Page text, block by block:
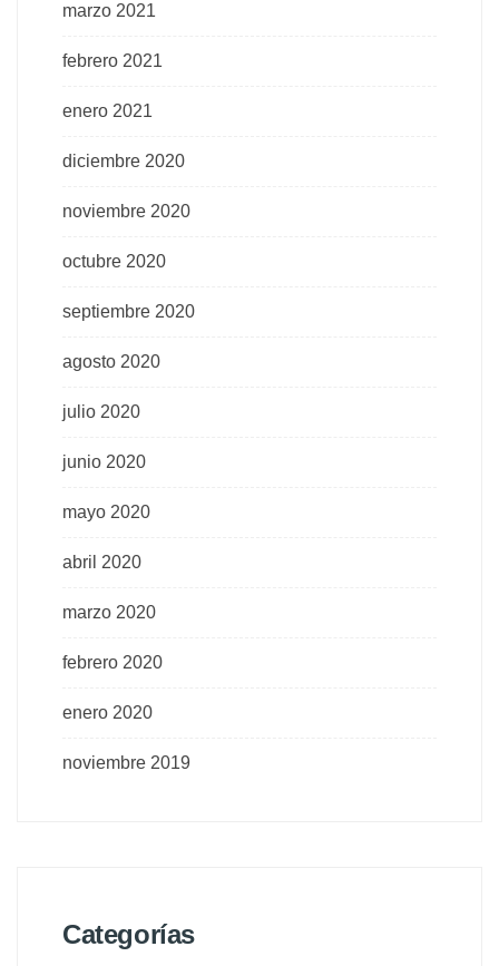
marzo 2021
febrero 2021
enero 2021
diciembre 2020
noviembre 2020
octubre 2020
septiembre 2020
agosto 2020
julio 2020
junio 2020
mayo 2020
abril 2020
marzo 2020
febrero 2020
enero 2020
noviembre 2019
Categorías